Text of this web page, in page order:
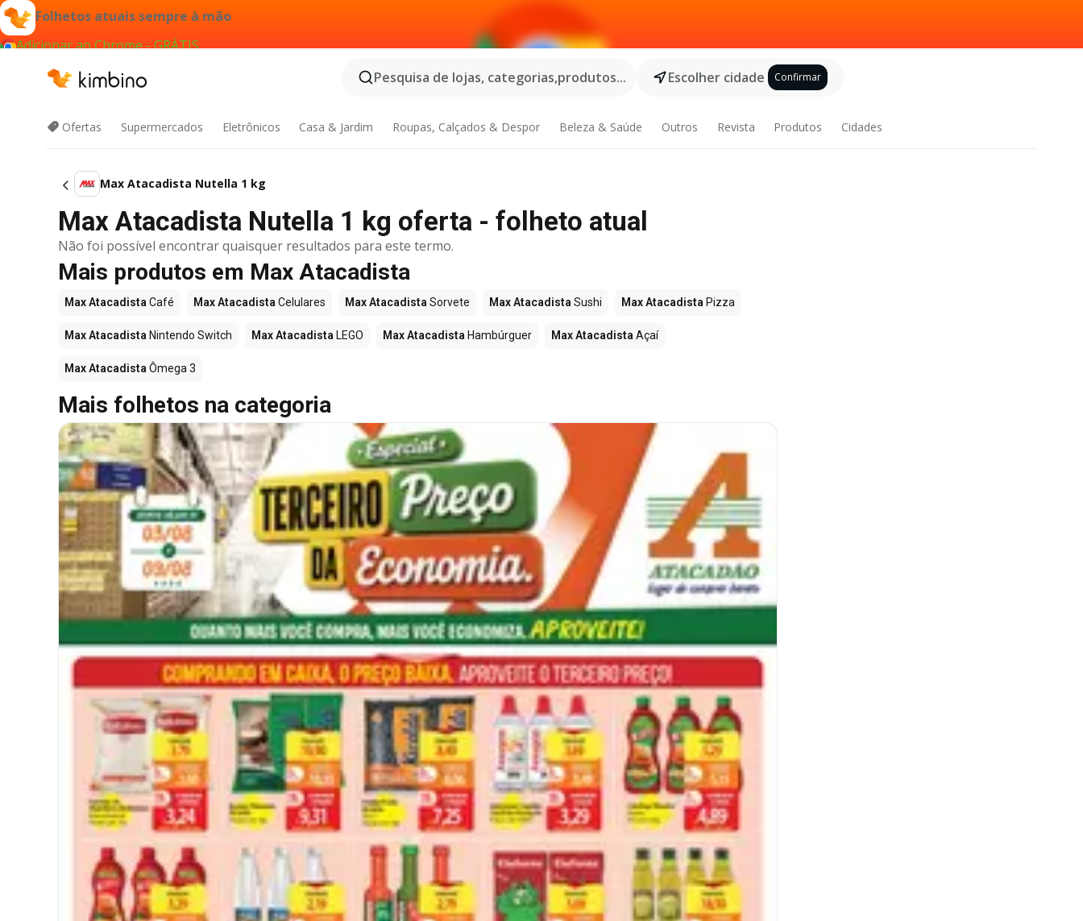
Folhetos atuais sempre à mão
Adicionar ao Chrome - GRÁTIS
Pesquisa de lojas, categorias,produtos...
Escolher cidade Confirmar
Ofertas Supermercados Eletrônicos Casa & Jardim Roupas, Calçados & Despor Beleza & Saúde Outros Revista Produtos Cidades
Max Atacadista Nutella 1 kg
Max Atacadista Nutella 1 kg oferta - folheto atual
Não foi possível encontrar quaisquer resultados para este termo.
Mais produtos em Max Atacadista
Max Atacadista Café Max Atacadista Celulares Max Atacadista Sorvete Max Atacadista Sushi Max Atacadista Pizza
Max Atacadista Nintendo Switch Max Atacadista LEGO Max Atacadista Hambúrguer Max Atacadista Açaí
Max Atacadista Ômega 3
Mais folhetos na categoria